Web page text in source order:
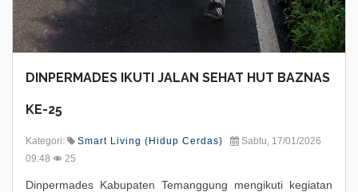
DINPERMADES IKUTI JALAN SEHAT HUT BAZNAS
KE-25
Kategori: Smart Living (Hidup Cerdas)
Sabtu, 17/01/2026
09:48
25
Dinpermades Kabupaten Temanggung mengikuti kegiatan